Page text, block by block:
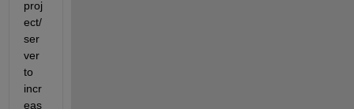
proj
ect/
ser
ver
to
incr
eas